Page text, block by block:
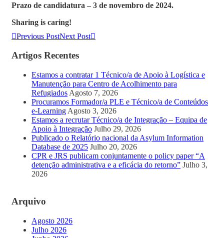
Prazo de candidatura – 3 de novembro de 2024.
Sharing is caring!
Previous PostNext Post
Artigos Recentes
Estamos a contratar 1 Técnico/a de Apoio à Logística e
Manutenção para Centro de Acolhimento para
Refugiados Agosto 7, 2026
Procuramos Formador/a PLE e Técnico/a de Conteúdos
e-Learning Agosto 3, 2026
Estamos a recrutar Técnico/a de Integração – Equipa de
Apoio à Integração Julho 29, 2026
Publicado o Relatório nacional da Asylum Information
Database de 2025 Julho 20, 2026
CPR e JRS publicam conjuntamente o policy paper “A
detenção administrativa e a eficácia do retorno” Julho 3,
2026
Arquivo
Agosto 2026
Julho 2026